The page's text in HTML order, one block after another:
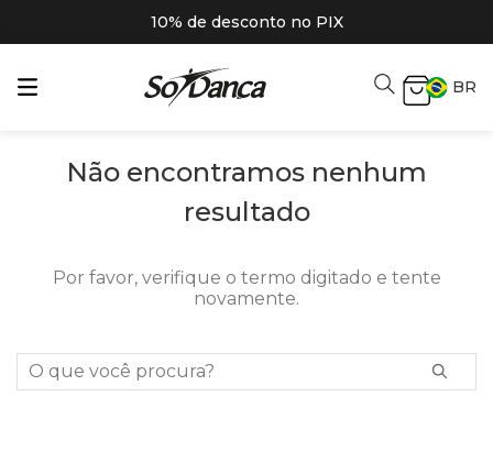
10% de desconto no PIX
BR
Não encontramos nenhum
resultado
Por favor, verifique o termo digitado e tente
novamente.
O que você procura?